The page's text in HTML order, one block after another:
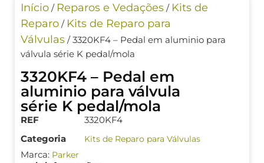
Início / Reparos e Vedações / Kits de
Reparo / Kits de Reparo para
Válvulas / 3320KF4 – Pedal em aluminio para
válvula série K pedal/mola
3320KF4 – Pedal em
aluminio para válvula
série K pedal/mola
REF
3320KF4
Categoria
Kits de Reparo para Válvulas
Marca: Parker